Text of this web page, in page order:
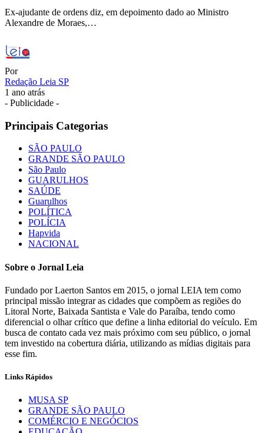
Ex-ajudante de ordens diz, em depoimento dado ao Ministro
Alexandre de Moraes,…
Por
Redação Leia SP
1 ano atrás
- Publicidade -
Principais Categorias
SÃO PAULO
GRANDE SÃO PAULO
São Paulo
GUARULHOS
SAÚDE
Guarulhos
POLÍTICA
POLÍCIA
Hapvida
NACIONAL
Sobre o Jornal Leia
Fundado por Laerton Santos em 2015, o jornal LEIA tem como
principal missão integrar as cidades que compõem as regiões do
Litoral Norte, Baixada Santista e Vale do Paraíba, tendo como
diferencial o olhar crítico que define a linha editorial do veículo. Em
busca de contato cada vez mais próximo com seu público, o jornal
tem investido na cobertura diária, utilizando as mídias digitais para
esse fim.
Links Rápidos
MUSA SP
GRANDE SÃO PAULO
COMÉRCIO E NEGÓCIOS